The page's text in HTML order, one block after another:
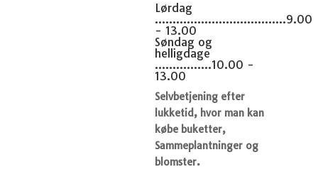
Lørdag
.....................................9.00
- 13.00
Søndag og
helligdage
................10.00 -
13.00
Selvbetjening efter
lukketid, hvor man kan
købe buketter,
Sammeplantninger og
blomster.